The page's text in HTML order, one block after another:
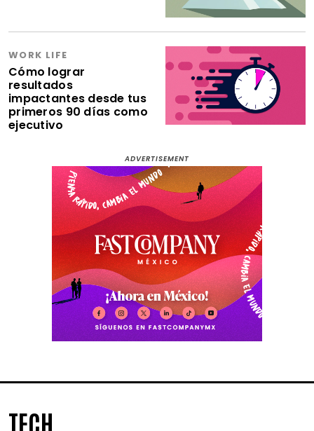
WORK LIFE
Cómo lograr
resultados
impactantes desde tus
primeros 90 días como
ejecutivo
ADVERTISEMENT
TECH